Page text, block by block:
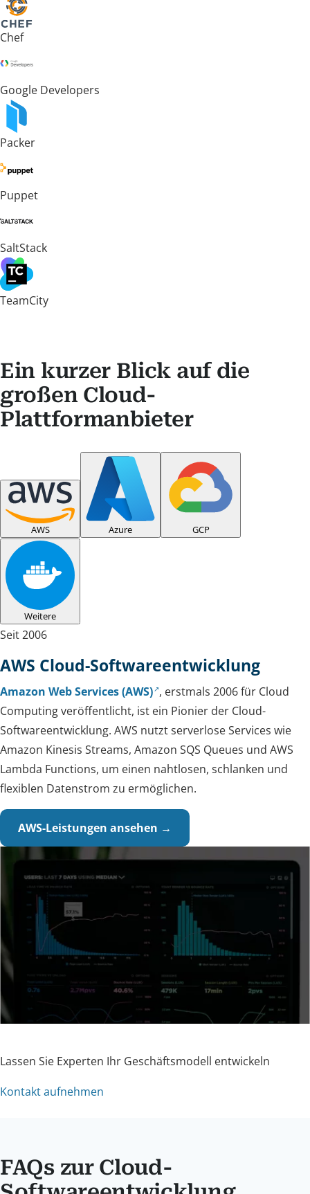
Chef
Google Developers
Packer
Puppet
SaltStack
TeamCity
Ein kurzer Blick auf die
großen Cloud-
Plattformanbieter
AWS Azure GCP
Weitere
Seit 2006
AWS Cloud-Softwareentwicklung
Amazon Web Services (AWS) , erstmals 2006 für Cloud
Computing veröffentlicht, ist ein Pionier der Cloud-
Softwareentwicklung. AWS nutzt serverlose Services wie
Amazon Kinesis Streams, Amazon SQS Queues und AWS
Lambda Functions, um einen nahtlosen, schlanken und
flexiblen Datenstrom zu ermöglichen.
AWS-Leistungen ansehen →
Lassen Sie Experten Ihr Geschäftsmodell entwickeln
Kontakt aufnehmen
FAQs zur Cloud-